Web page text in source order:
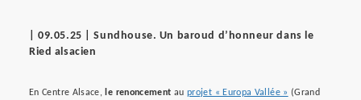
|09.05.25 | Sundhouse. Un baroud d’honneur dans le
Ried alsacien
En Centre Alsace, le renoncement au projet « Europa Vallée » (Grand